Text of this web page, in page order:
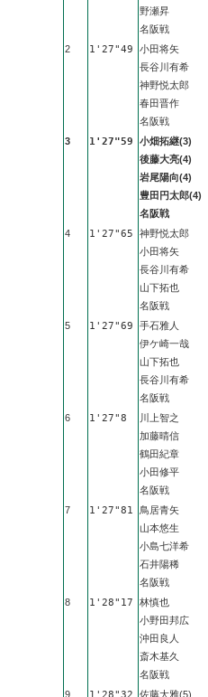
野瀬昇
名阪戦
2 1'27"49
小田将矢
長谷川有希
神野悦太郎
春田晋作
名阪戦
3 1'27"59
小畑拓継(3)
後藤大亮(4)
岩尾陽向(4)
豊田円太郎(4)
名阪戦
4 1'27"65
神野悦太郎
小田将矢
長谷川有希
山下拓也
名阪戦
5 1'27"69
手石雅人
伊ケ崎一哉
山下拓也
長谷川有希
名阪戦
6 1'27"8
川上智之
加藤晴信
鶴田紀章
小田修平
名阪戦
7 1'27"81
鳥居青矢
山本悠生
小島七洋希
石井陽稀
名阪戦
8 1'28"17
林慎也
小野田邦広
沖田良人
斎木基久
名阪戦
9 佐藤大雅(5)